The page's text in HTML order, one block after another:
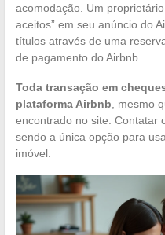
acomodação. Um
aceitos” em seu anúncio do
títulos através de uma
de pagamento do Airbnb.
Toda transação em
plataforma Airbnb , mesmo
encontrado no site. Contatar
sendo a única opção para
imóvel.